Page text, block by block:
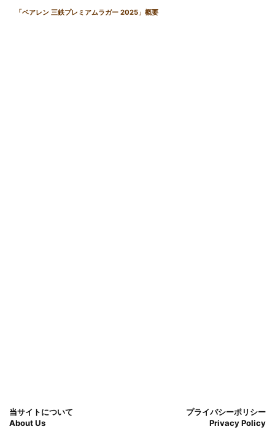
「ベアレン 三鉄プレミアムラガー 2025」概要
当サイトについて
About Us
プライバシーポリシー
Privacy Policy